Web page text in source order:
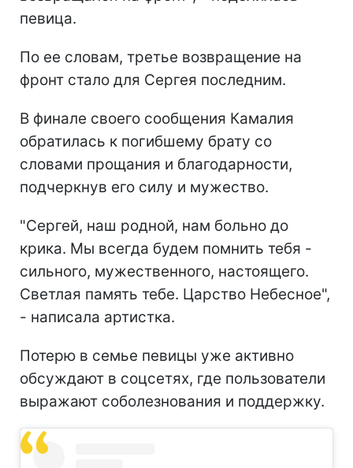
певица.
По ее словам, третье возвращение на
фронт стало для Сергея последним.
В финале своего сообщения Камалия
обратилась к погибшему брату со
словами прощания и благодарности,
подчеркнув его силу и мужество.
"Сергей, наш родной, нам больно до
крика. Мы всегда будем помнить тебя -
сильного, мужественного, настоящего.
Светлая память тебе. Царство Небесное",
- написала артистка.
Потерю в семье певицы уже активно
обсуждают в соцсетях, где пользователи
выражают соболезнования и поддержку.